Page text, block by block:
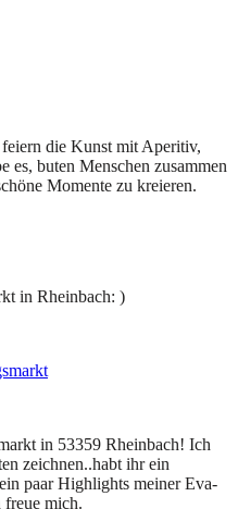
die Kunst mit Aperitiv,
es, buten Menschen zusammen
Momente zu kreieren.
in Rheinbach: )
in 53359 Rheinbach! Ich
zeichnen..habt ihr ein
paar Highlights meiner Eva-
mich.